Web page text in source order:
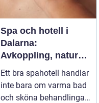
Spa och hotell i
Dalarna:
Avkoppling, natur
och matupplevelser
i hjärtat av
landskapet
Ett bra spahotell handlar
inte bara om varma bad
och sköna behandlingar.